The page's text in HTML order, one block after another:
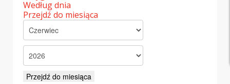
Według dnia
Przejdź do miesiąca
Przejdź do miesiąca